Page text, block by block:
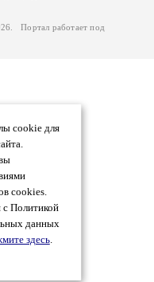
cookie для
cookies.
с Политикой
данных
здесь.
Портал работает под